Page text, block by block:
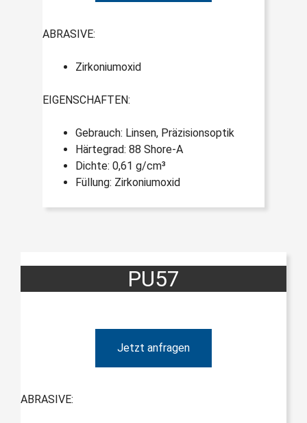
ABRASIVE:
Zirkoniumoxid
EIGENSCHAFTEN:
Gebrauch: Linsen, Präzisionsoptik
Härtegrad: 88 Shore-A
Dichte: 0,61 g/cm³
Füllung: Zirkoniumoxid
PU57
Jetzt anfragen
ABRASIVE: